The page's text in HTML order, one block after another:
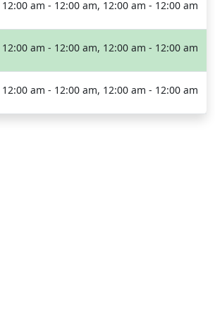
12:00 am - 12:00 am, 12:00 am - 12:00 am
12:00 am - 12:00 am, 12:00 am - 12:00 am
12:00 am - 12:00 am, 12:00 am - 12:00 am